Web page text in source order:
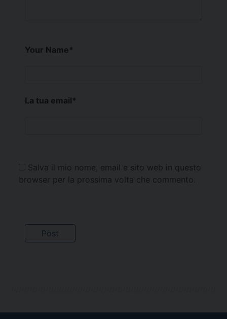
Your Name*
La tua email*
Salva il mio nome, email e sito web in questo
browser per la prossima volta che commento.